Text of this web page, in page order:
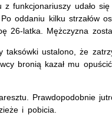
funkcjonariuszy udało
oddaniu kilku strzałów
26-latka. Mężczyzna
taksówki ustalono, że
bronią kazał mu
Prawdopodobnie
i pobicia.